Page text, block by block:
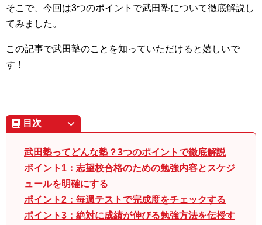
そこで、今回は3つのポイントで武田塾について徹底解説し
てみました。
この記事で武田塾のことを知っていただけると嬉しいで
す！
目次
武田塾ってどんな塾？3つのポイントで徹底解説
ポイント1：志望校合格のための勉強内容とスケジ
ュールを明確にする
ポイント2：毎週テストで完成度をチェックする
ポイント3：絶対に成績が伸びる勉強方法を伝授す